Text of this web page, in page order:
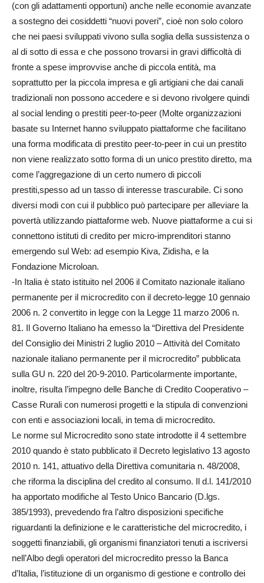
(con gli adattamenti opportuni) anche nelle economie avanzate
a sostegno dei cosiddetti “nuovi poveri”, cioè non solo coloro
che nei paesi sviluppati vivono sulla soglia della sussistenza o
al di sotto di essa e che possono trovarsi in gravi difficoltà di
fronte a spese improvvise anche di piccola entità, ma
soprattutto per la piccola impresa e gli artigiani che dai canali
tradizionali non possono accedere e si devono rivolgere quindi
al social lending o prestiti peer-to-peer (Molte organizzazioni
basate su Internet hanno sviluppato piattaforme che facilitano
una forma modificata di prestito peer-to-peer in cui un prestito
non viene realizzato sotto forma di un unico prestito diretto, ma
come l’aggregazione di un certo numero di piccoli
prestiti,spesso ad un tasso di interesse trascurabile. Ci sono
diversi modi con cui il pubblico può partecipare per alleviare la
povertà utilizzando piattaforme web. Nuove piattaforme a cui si
connettono istituti di credito per micro-imprenditori stanno
emergendo sul Web: ad esempio Kiva, Zidisha, e la
Fondazione Microloan.
-In Italia è stato istituito nel 2006 il Comitato nazionale italiano
permanente per il microcredito con il decreto-legge 10 gennaio
2006 n. 2 convertito in legge con la Legge 11 marzo 2006 n.
81. Il Governo Italiano ha emesso la “Direttiva del Presidente
del Consiglio dei Ministri 2 luglio 2010 – Attività del Comitato
nazionale italiano permanente per il microcredito” pubblicata
sulla GU n. 220 del 20-9-2010. Particolarmente importante,
inoltre, risulta l’impegno delle Banche di Credito Cooperativo –
Casse Rurali con numerosi progetti e la stipula di convenzioni
con enti e associazioni locali, in tema di microcredito.
Le norme sul Microcredito sono state introdotte il 4 settembre
2010 quando è stato pubblicato il Decreto legislativo 13 agosto
2010 n. 141, attuativo della Direttiva comunitaria n. 48/2008,
che riforma la disciplina del credito al consumo. Il d.l. 141/2010
ha apportato modifiche al Testo Unico Bancario (D.lgs.
385/1993), prevedendo fra l’altro disposizioni specifiche
riguardanti la definizione e le caratteristiche del microcredito, i
soggetti finanziabili, gli organismi finanziatori tenuti a iscriversi
nell’Albo degli operatori del microcredito presso la Banca
d’Italia, l’istituzione di un organismo di gestione e controllo dei